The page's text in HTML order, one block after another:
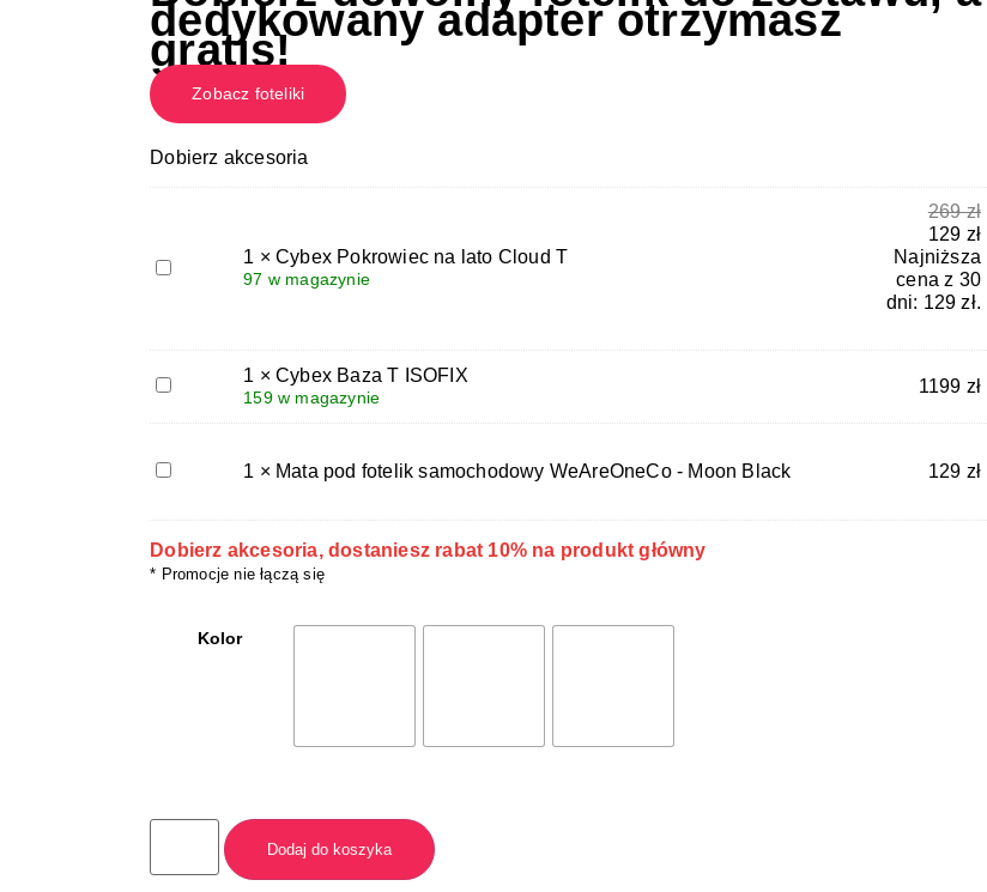
dedykowany adapter otrzymasz
gratis!
Zobacz foteliki
Dobierz akcesoria
Cybex
T
1 × Cybex Pokrowiec na lato Cloud T
97 w magazynie
269zł
129 zł
Najniższa
cena z 30
dni: 129zł.
Cybex
1 × Cybex Baza T ISOFIX
159 w magazynie
1199 zł
Mata
fotelik
samochodowy
WeAreOneCo
1 × Mata pod fotelik samochodowy WeAreOneCo - Moon Black 129 zł
Dobierz akcesoria, dostaniesz rabat 10% na produkt główny
* Promocje nie łączą się
Kolor
Dodaj do koszyka